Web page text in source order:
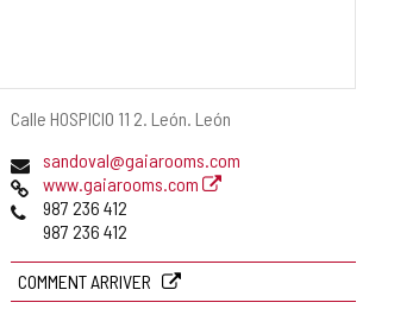
Adresse
Calle HOSPICIO 11 2. León. León
Adresse
de
courrier
électronique
sandoval@gaiarooms.com
Page
Web
www.gaiarooms.com
Téléphones
987 236 412
987 236 412
COMMENT ARRIVER